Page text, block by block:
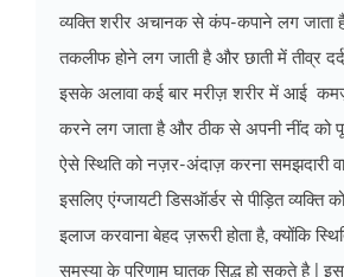
व्यक्ति शरीर अचानक से कंप-कपाने लग जाता
तकलीफ होने लग जाती है और छाती में तीव्र
इसके अलावा कई बार मरीज़ शरीर में आई
करने लग जाता है और ठीक से अपनी नींद को
ऐसे स्थिति को नज़र-अंदाज़ करना समझदारी
इसलिए एंग्जायटी डिसऑर्डर से पीड़ित व्यक्ति
इलाज करवाना बेहद ज़रूरी होता है, क्योंकि
समस्या के परिणाम घातक सिद्ध हो सकते है |